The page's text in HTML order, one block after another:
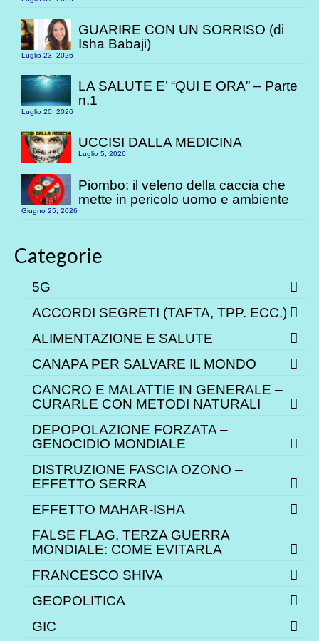
GUARIRE CON UN SORRISO (di
Isha Babaji)
Luglio 23, 2026
LA SALUTE E’ “QUI E ORA” – Parte
n.1
Luglio 20, 2026
UCCISI DALLA MEDICINA
Luglio 5, 2026
Piombo: il veleno della caccia che
mette in pericolo uomo e ambiente
Giugno 25, 2026
Categorie
5G
ACCORDI SEGRETI (TAFTA, TPP. ECC.)
ALIMENTAZIONE E SALUTE
CANAPA PER SALVARE IL MONDO
CANCRO E MALATTIE IN GENERALE –
CURARLE CON METODI NATURALI
DEPOPOLAZIONE FORZATA –
GENOCIDIO MONDIALE
DISTRUZIONE FASCIA OZONO –
EFFETTO SERRA
EFFETTO MAHAR-ISHA
FALSE FLAG, TERZA GUERRA
MONDIALE: COME EVITARLA
FRANCESCO SHIVA
GEOPOLITICA
GIC